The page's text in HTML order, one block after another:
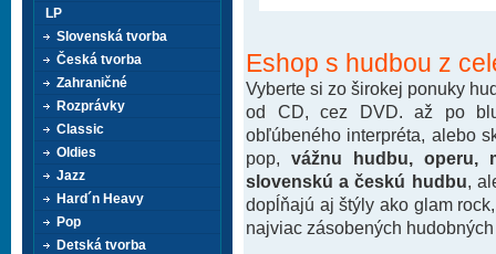
Eshop s hudbou z
Vyberte si zo širokej ponuky
od CD, cez DVD. až po
obľúbeného interpréta, alebo
pop, vážnu hudbu, operu,
slovenskú a českú hudbu ,
dopĺňajú aj štýly ako glam
najviac zásobených
LP
Slovenská tvorba
Česká tvorba
Zahraničné
Rozprávky
Classic
Oldies
Jazz
Hard´n Heavy
Pop
Detská tvorba